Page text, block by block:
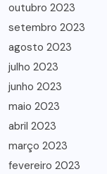
outubro 2023
setembro 2023
agosto 2023
julho 2023
junho 2023
maio 2023
abril 2023
março 2023
fevereiro 2023